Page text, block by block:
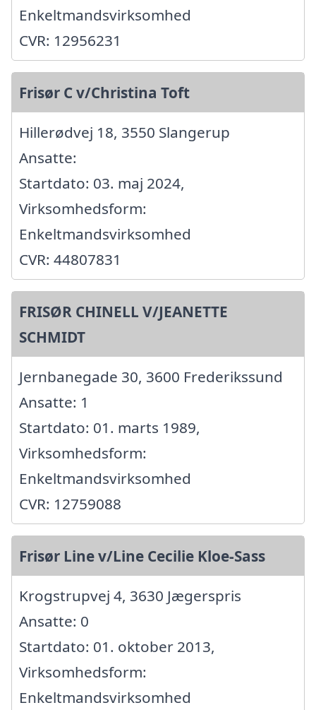
Enkeltmandsvirksomhed
CVR: 12956231
Frisør C v/Christina Toft
Hillerødvej 18, 3550 Slangerup
Ansatte:
Startdato: 03. maj 2024,
Virksomhedsform:
Enkeltmandsvirksomhed
CVR: 44807831
FRISØR CHINELL V/JEANETTE
SCHMIDT
Jernbanegade 30, 3600 Frederikssund
Ansatte: 1
Startdato: 01. marts 1989,
Virksomhedsform:
Enkeltmandsvirksomhed
CVR: 12759088
Frisør Line v/Line Cecilie Kloe-Sass
Krogstrupvej 4, 3630 Jægerspris
Ansatte: 0
Startdato: 01. oktober 2013,
Virksomhedsform:
Enkeltmandsvirksomhed